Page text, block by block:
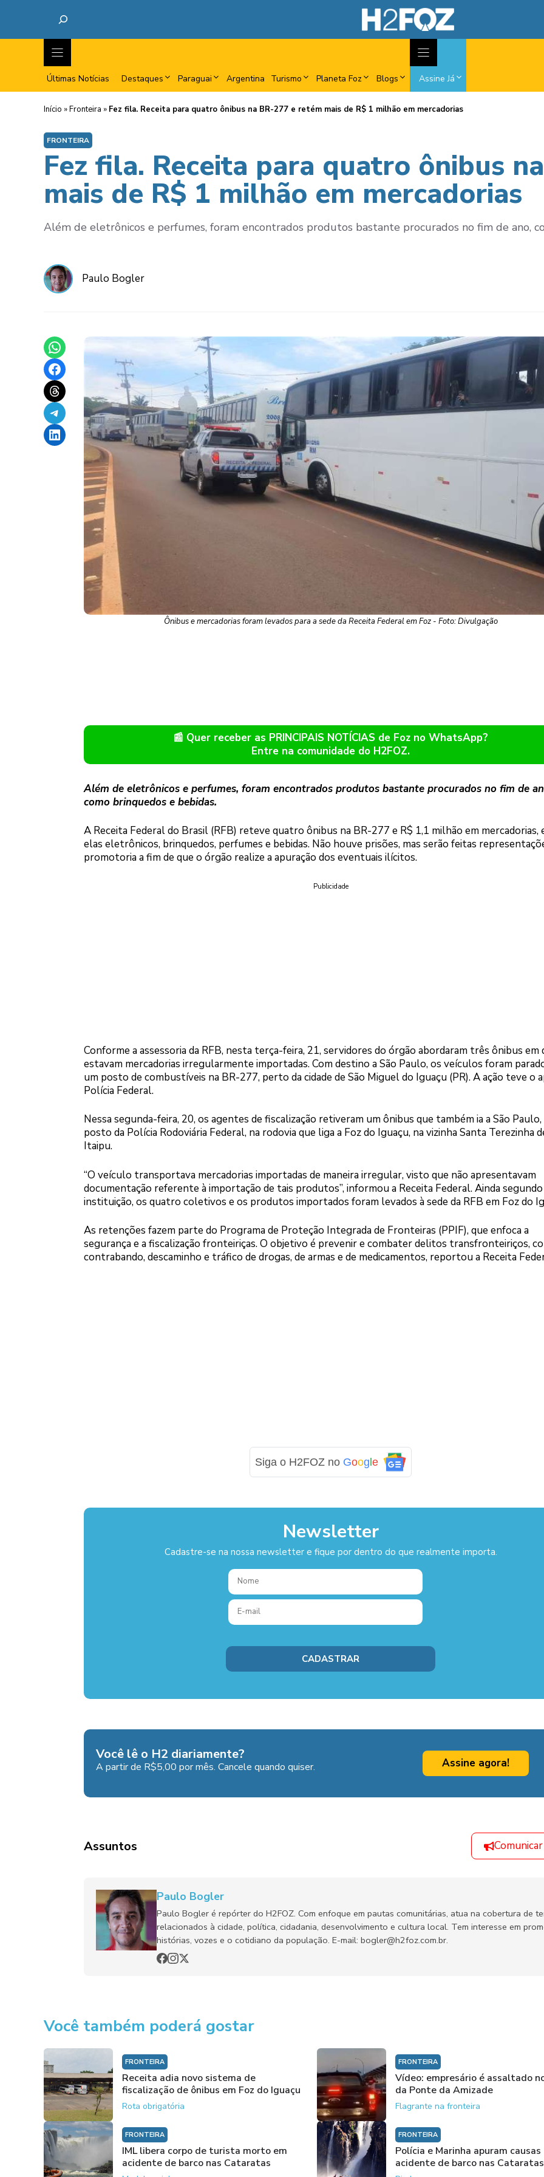
Últimas Notícias Destaques Paraguai Argentina Turismo Planeta Foz Blogs Assine Já
Início »Fronteira » Fez fila. Receita para quatro ônibus na BR-277 e retém mais de R$ 1 milhão em mercadorias
FRONTEIRA
Fez fila. Receita para quatro ônibus
mais de R$ 1 milhão em mercadorias
Além de eletrônicos e perfumes, foram encontrados produtos bastante procurados no fim de ano,
Paulo Bogler
Share on WhatsApp
Share on Facebook
Share on Threads
Share on Telegram
Share on LinkedIn
Ônibus e mercadorias foram levados para a sede da Receita Federal em Foz - Foto: Divulgação
📰 Quer receber as PRINCIPAIS NOTÍCIAS de Foz no WhatsApp?
Entre na comunidade do H2FOZ.
Além de eletrônicos e perfumes, foram encontrados produtos bastante procurados no fim de
como brinquedos e bebidas.
A Receita Federal do Brasil (RFB) reteve quatro ônibus na BR-277 e R$ 1,1 milhão em mercadorias,
elas eletrônicos, brinquedos, perfumes e bebidas. Não houve prisões, mas serão feitas
promotoria a fim de que o órgão realize a apuração dos eventuais ilícitos.
Publicidade
Conforme a assessoria da RFB, nesta terça-feira, 21, servidores do órgão abordaram três ônibus em
estavam mercadorias irregularmente importadas. Com destino a São Paulo, os veículos foram
um posto de combustíveis na BR-277, perto da cidade de São Miguel do Iguaçu (PR). A ação teve o
Polícia Federal.
Nessa segunda-feira, 20, os agentes de fiscalização retiveram um ônibus que também ia a São
posto da Polícia Rodoviária Federal, na rodovia que liga a Foz do Iguaçu, na vizinha Santa Terezinha
Itaipu.
“O veículo transportava mercadorias importadas de maneira irregular, visto que não apresentavam
documentação referente à importação de tais produtos”, informou a Receita Federal. Ainda segundo
instituição, os quatro coletivos e os produtos importados foram levados à sede da RFB em Foz do
As retenções fazem parte do Programa de Proteção Integrada de Fronteiras (PPIF), que enfoca a
segurança e a fiscalização fronteiriças. O objetivo é prevenir e combater delitos transfronteiriços,
contrabando, descaminho e tráfico de drogas, de armas e de medicamentos, reportou a Receita
Siga o H2FOZ no Goog le
Newsletter
Cadastre-se na nossa newsletter e fique por dentro do que realmente importa.
Você lê o H2 diariamente?
A partir de R$5,00 por mês. Cancele quando quiser. Assine agora!
Assuntos
Paulo Bogler
Paulo Bogler é repórter do H2FOZ. Com enfoque em pautas comunitárias, atua na cobertura de
relacionados à cidade, política, cidadania, desenvolvimento e cultura local. Tem interesse em
histórias, vozes e o cotidiano da população. E-mail: bogler@h2foz.com.br.
Você também poderá gostar
FRONTEIRA
Receita adia novo sistema de
fiscalização de ônibus em Foz do Iguaçu
Rota obrigatória
FRONTEIRA
Vídeo: empresário é assaltado
da Ponte da Amizade
Flagrante na fronteira
FRONTEIRA
IML libera corpo de turista morto em
acidente de barco nas Cataratas
FRONTEIRA
Polícia e Marinha apuram causas
acidente de barco nas Cataratas